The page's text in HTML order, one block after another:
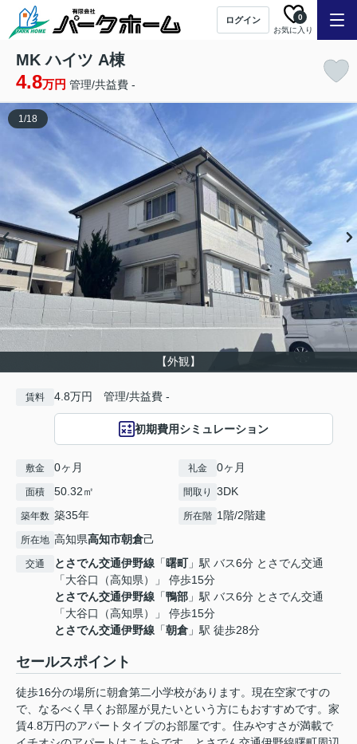
ログイン
お気に入り
0
MK ハイツ A棟
4.8万円 管理/共益費 -
【外観】
1/18
賃料 4.8万円 管理/共益費 -
初期費用シミュレーション
敷金 0ヶ月 礼金 0ヶ月
面積 50.32㎡ 間取り 3DK
築年数 築35年 所在階 1階/2階建
所在地 高知県高知市朝倉己
交通 とさでん交通伊野線 「曙町」駅 バス6分 とさでん交通
「大谷口（高知県）」 停歩15分
とさでん交通伊野線 「鴨部 」駅 バス6分 とさでん交通
「大谷口（高知県）」 停歩15分
とさでん交通伊野線 「朝倉 」駅 徒歩28分
セールスポイント
徒歩16分の場所に朝倉第二小学校があります。現在空家ですの
で、なるべく早くお部屋が見たいという方にもおすすめです。家
賃4.8万円のアパートタイプのお部屋です。住みやすさが満載で